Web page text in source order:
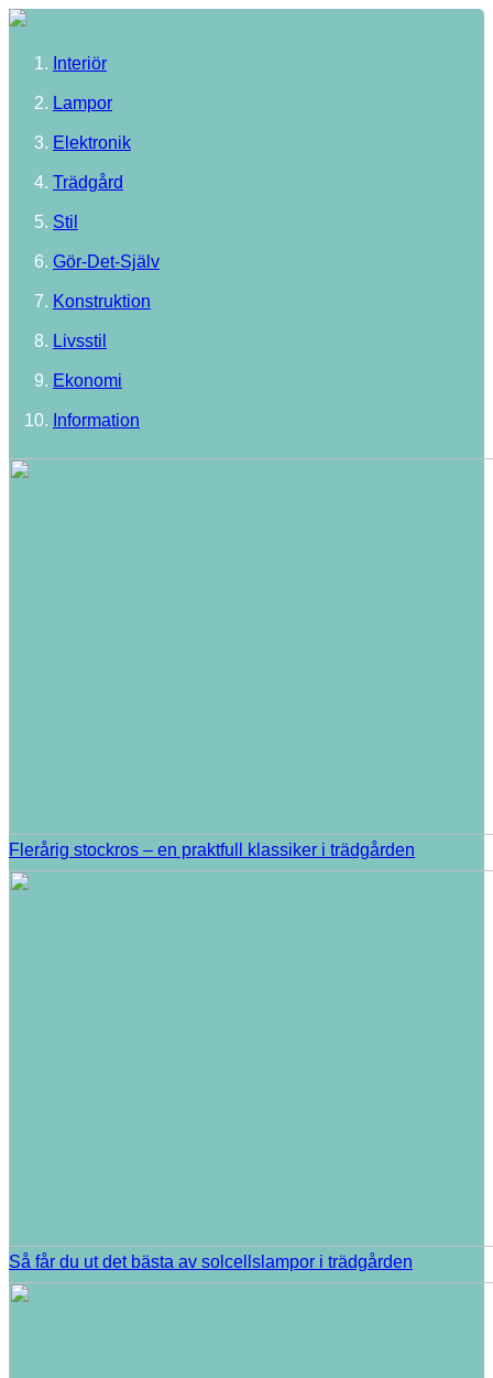
Interiör
Lampor
Elektronik
Trädgård
Stil
Gör-Det-Själv
Konstruktion
Livsstil
Ekonomi
Information
Flerårig stockros – en praktfull klassiker i trädgården
Så får du ut det bästa av solcellslampor i trädgården